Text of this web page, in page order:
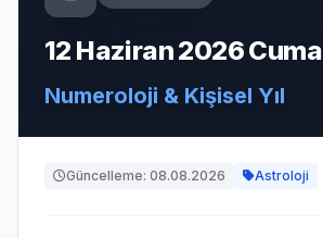
12 Haziran 2026 Cuma
Numeroloji & Kişisel Yıl
Güncelleme: 08.08.2026 Astroloji